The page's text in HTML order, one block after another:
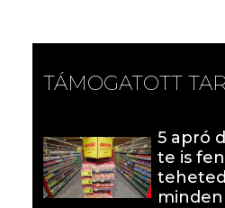
TÁMOGATOTT
5 apró
te is